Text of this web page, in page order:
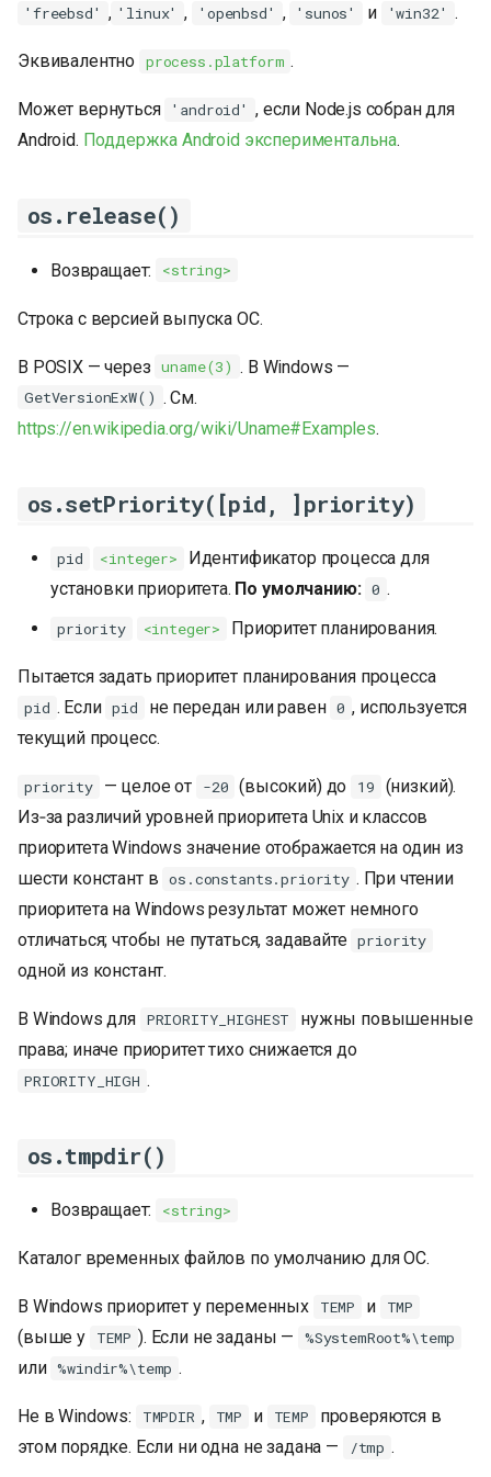
'freebsd' , 'linux' , 'openbsd' , 'sunos' и 'win32' .
Эквивалентно process.platform .
Может вернуться 'android' , если Node.js собран для
Android. Поддержка Android экспериментальна.
os.release()
Возвращает: <string>
Строка с версией выпуска ОС.
В POSIX — через uname(3) . В Windows —
GetVersionExW() . См.
https://en.wikipedia.org/wiki/Uname#Examples.
os.setPriority([pid, ]priority)
pid <integer>
Идентификатор процесса для
установки приоритета. По умолчанию: 0 .
priority <integer> Приоритет планирования.
Пытается задать приоритет планирования процесса
pid . Если pid не передан или равен 0 , используется
текущий процесс.
priority — целое от -20 (высокий) до 19
(низкий).
Из‑за различий уровней приоритета Unix и классов
приоритета Windows значение отображается на один из
шести констант в os.constants.priority . При чтении
приоритета на Windows результат может немного
отличаться; чтобы не путаться, задавайте priority
одной из констант.
В Windows для PRIORITY_HIGHEST
нужны повышенные
права; иначе приоритет тихо снижается до
PRIORITY_HIGH .
os.tmpdir()
Возвращает: <string>
Каталог временных файлов по умолчанию для ОС.
В Windows приоритет у переменных TEMP и TMP
(выше у TEMP ). Если не заданы — %SystemRoot%\temp
или %windir%\temp .
Не в Windows: TMPDIR , TMP и TEMP
проверяются в
этом порядке. Если ни одна не задана —
/tmp .